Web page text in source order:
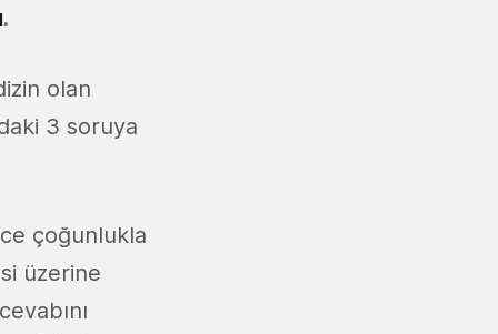
.
olan
3 soruya
çoğunlukla
üzerine